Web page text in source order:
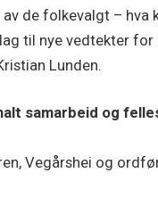
de folkevalgt –
til nye vedtekter
Lunden.
samarbeid og
Vegårshei og